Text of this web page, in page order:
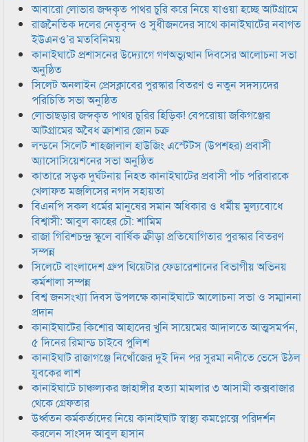
আবারো লোভার জব্দকৃত পাথর চুরি করে নিয়ে যাওয়া হচ্ছে আটগ্রামে
রাজনৈতিক দলের নেতৃবৃন্দ ও সুধীজনদের সাথে কানাইঘাটের নবাগত
ইউএনও’র মতবিনিময়
কানাইঘাটে প্রশাসনের উদ্যোগে গণঅভ্যুত্থান দিবসের আলোচনা সভা
অনুষ্ঠিত
সিলেট অনলাইন প্রেসক্লাবের পুরস্কার বিতরণ ও নতুন সদস্যদের
পরিচিতি সভা অনুষ্ঠিত
লোভাছড়ার জব্দকৃত পাথর চুরির হিড়িক! বেপরোয়া জকিগঞ্জের
আটগ্রামের অবৈধ ক্রাশার জোন চক্র
লন্ডনে সিলেট শাহজালাল হাউজিং এস্টেটস (উপশহর) প্রবাসী
অ্যাসোসিয়েশনের সভা অনুষ্ঠিত
কাতারে সড়ক দুর্ঘটনায় নিহত কানাইঘাটের প্রবাসী পাঁচ পরিবারকে
খেলাফত মজলিসের নগদ সহায়তা
বিএনপি সকল ধর্মের মানুষের সমান অধিকার ও ধর্মীয় মুল্যবোধে
বিশ্বাসী: আবুল কাহের চৌ: শামিম
রাজা গিরিশচন্দ্র স্কুলে বার্ষিক ক্রীড়া প্রতিযোগিতার পুরস্কার বিতরণ
সম্পন্ন
সিলেটে বাংলাদেশ গ্রুপ থিয়েটার ফেডারেশানের বিভাগীয় অভিনয়
কর্মশালা সম্পন্ন
বিশ্ব জনসংখ্যা দিবস উপলক্ষে কানাইঘাটে আলোচনা সভা ও সম্মাননা
প্রদান
কানাইঘাটের কিশোর আহাদের খুনি সায়েমের আদালতে আত্মসমর্পন,
৫ দিনের রিমান্ড চাইবে পুলিশ
কানাইঘাট রাজাগঞ্জে নিখোঁজের দুই দিন পর সুরমা নদীতে ভেসে উঠল
যুবকের লাশ
কানাইঘাটে চাঞ্চল্যকর জাহাঙ্গীর হত্যা মামলার ৩ আসামী কক্সবাজার
থেকে গ্রেফতার
উর্ধ্বতন কর্মকর্তাদের নিয়ে কানাইঘাট স্বাস্থ্য কমপ্লেক্সে পরিদর্শন
করলেন সাংসদ আবুল হাসান